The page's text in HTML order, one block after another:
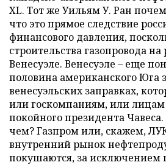
XL. Тот же Уильям У. Ран
что это прямое следствие
финансового давления,
строительства газопровода
Венесуэле. Венесуэле – еще
половина американского Юга
венесуэльских заправках,
или госкомпаниям, или лицам
покойного президента
чем? Газпром или, скажем,
внутренний рынок
покушаются, за исключением